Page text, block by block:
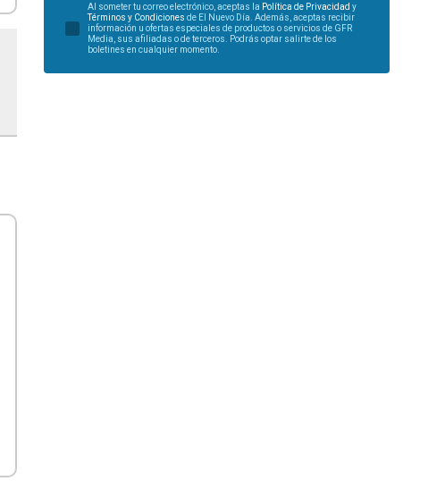
Al someter tu correo electrónico, aceptas la Política de Privacidad y
Términos y Condiciones de El Nuevo Día. Además, aceptas recibir
información u ofertas especiales de productos o servicios de GFR
Media, sus afiliadas o de terceros. Podrás optar salirte de los
boletines en cualquier momento.